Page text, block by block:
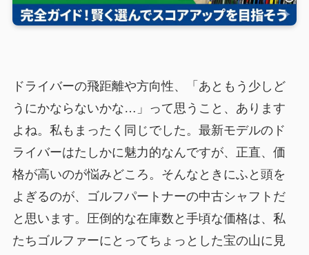
ドライバーの飛距離や方向性、「あともう少しど
うにかならないかな…」って思うこと、あります
よね。私もまったく同じでした。最新モデルのド
ライバーはたしかに魅力的なんですが、正直、価
格が高いのが悩みどころ。そんなときにふと頭を
よぎるのが、ゴルフパートナーの中古シャフトだ
と思います。圧倒的な在庫数と手頃な価格は、私
たちゴルファーにとってちょっとした宝の山に見